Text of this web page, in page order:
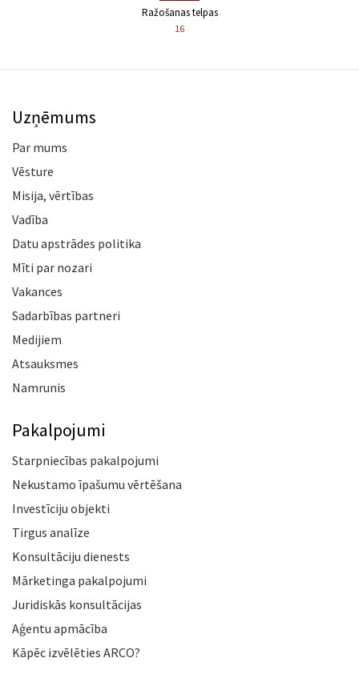
Ražošanas telpas
16
Uzņēmums
Par mums
Vēsture
Misija, vērtības
Vadība
Datu apstrādes politika
Mīti par nozari
Vakances
Sadarbības partneri
Medijiem
Atsauksmes
Namrunis
Pakalpojumi
Starpniecības pakalpojumi
Nekustamo īpašumu vērtēšana
Investīciju objekti
Tirgus analīze
Konsultāciju dienests
Mārketinga pakalpojumi
Juridiskās konsultācijas
Aģentu apmācība
Kāpēc izvēlēties ARCO?